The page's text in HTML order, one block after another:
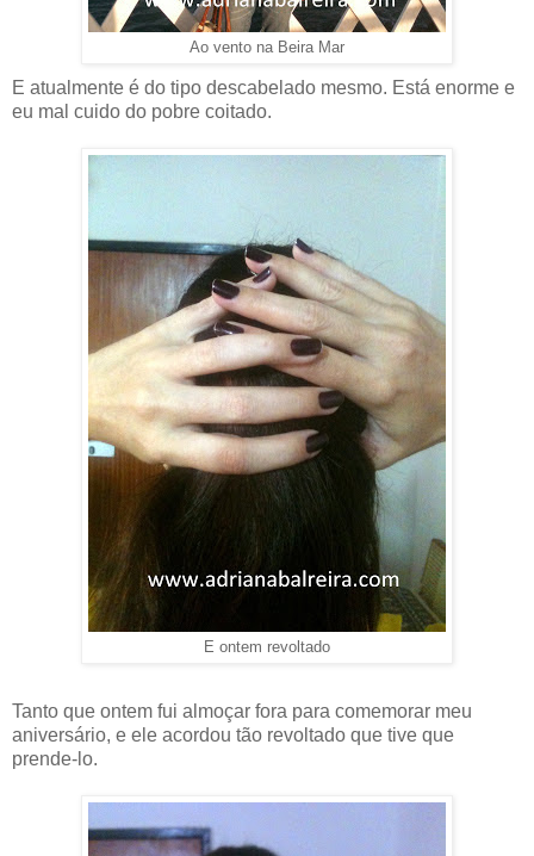
Ao vento na Beira Mar
E atualmente é do tipo descabelado mesmo. Está enorme e
eu mal cuido do pobre coitado.
E ontem revoltado
Tanto que ontem fui almoçar fora para comemorar meu
aniversário, e ele acordou tão revoltado que tive que
prende-lo.